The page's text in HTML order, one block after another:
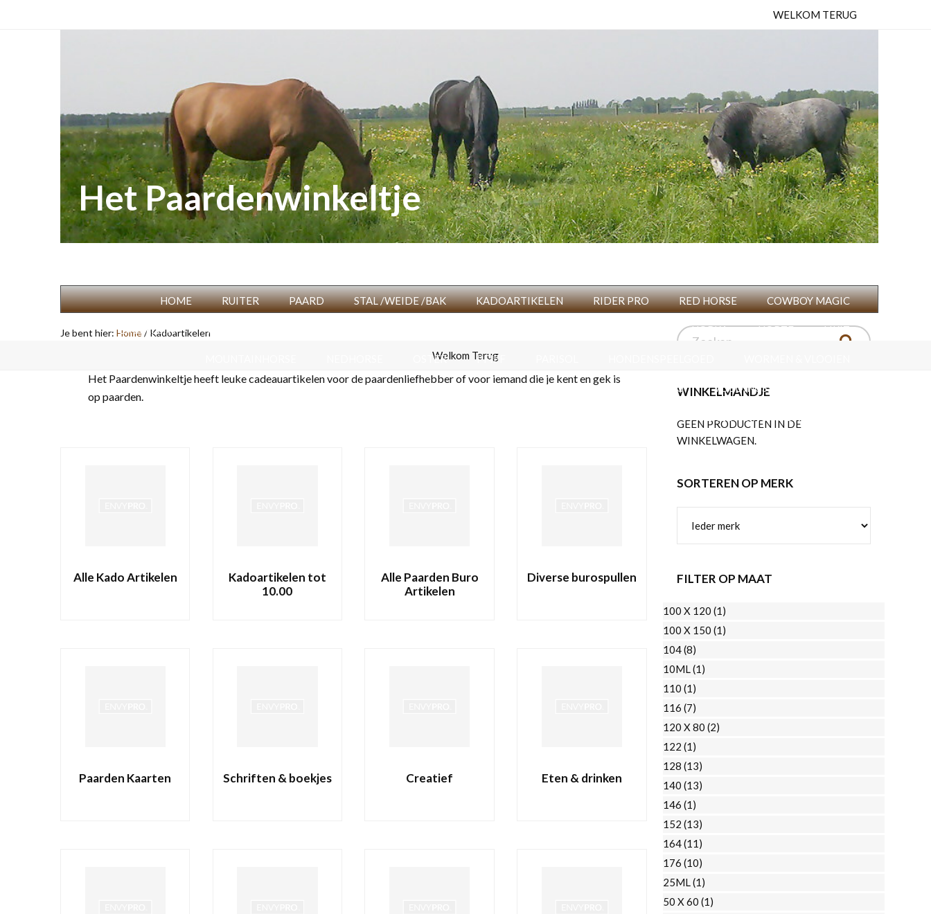
WELKOM TERUG
Het Paardenwinkeltje
HOME RUITER PAARD STAL /WEIDE /BAK KADOARTIKELEN RIDER PRO RED HORSE COWBOY MAGIC
EXCELLENT FORT KRUIWAGENS HORKA HORZE LIKIT
OSTER PFIFF
HALSBANDEN & RIEMEN VOER & DRINKBAKKEN VERZORGING VOEDINGSSUPPLEMENTEN
Welkom Terug
Je bent hier: Home/Kadoartikelen
Het Paardenwinkeltje heeft leuke cadeauartikelen voor de paardenliefhebber of voor iemand die je kent en gek is
op paarden.
Alle Kado Artikelen
Kadoartikelen tot
10.00
Alle Paarden Buro
Artikelen
Diverse burospullen
Paarden Kaarten Schriften & boekjes Creatief Eten & drinken
WINKELMANDJE
GEEN PRODUCTEN IN DE
WINKELWAGEN.
SORTEREN OP MERK
FILTER OP MAAT
100 X 120 (1)
100 X 150 (1)
104(8)
10ML(1)
110 (1)
116 (7)
120 X 80 (2)
122 (1)
128 (13)
140 (13)
146 (1)
152 (13)
164(11)
176 (10)
25ML(1)
50 X 60 (1)